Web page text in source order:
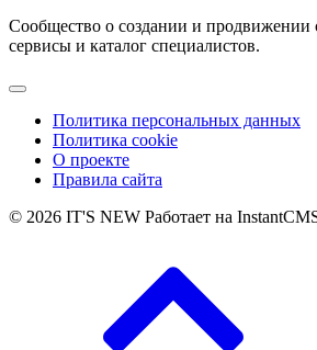
Сообщество о создании и продвижении
сервисы и каталог специалистов.
Политика персональных данных
Политика cookie
О проекте
Правила сайта
© 2026 IT'S NEW Работает на